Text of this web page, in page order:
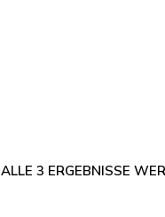
ALLE 3 ERGEBNISSE